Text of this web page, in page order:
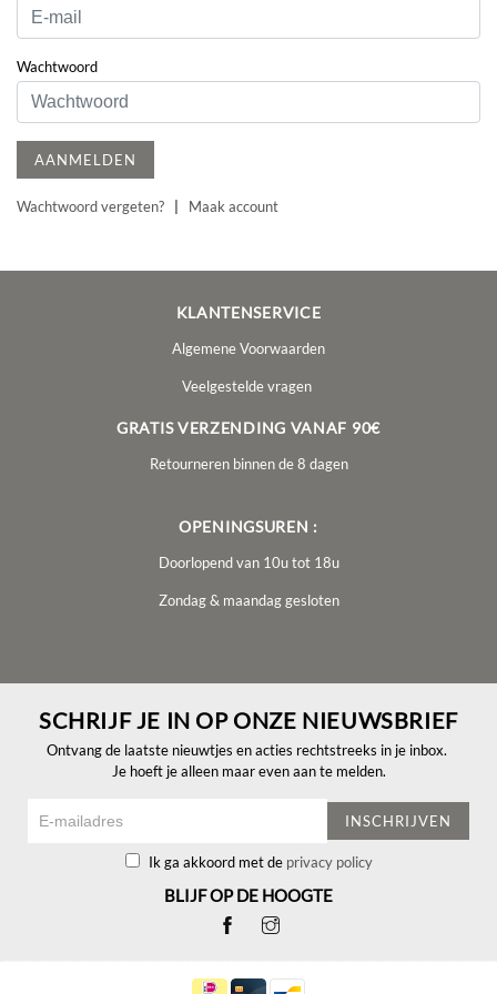
Wachtwoord
AANMELDEN
Wachtwoord vergeten? Maak account
KLANTENSERVICE
Algemene Voorwaarden
Veelgestelde vragen
GRATIS VERZENDING VANAF 90€
Retourneren binnen de 8 dagen
OPENINGSUREN :
Doorlopend van 10u tot 18u
Zondag & maandag gesloten
SCHRIJF JE IN OP ONZE NIEUWSBRIEF
Ontvang de laatste nieuwtjes en acties rechtstreeks in je inbox.
Je hoeft je alleen maar even aan te melden.
INSCHRIJVEN
Ik ga akkoord met de privacy policy
BLIJF OP DE HOOGTE